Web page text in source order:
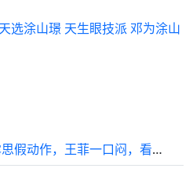
选涂山璟 天生眼技派 邓为涂山
女星面对金主敬酒，赵露思假动作，王菲一口闷，看到关晓彤：海量